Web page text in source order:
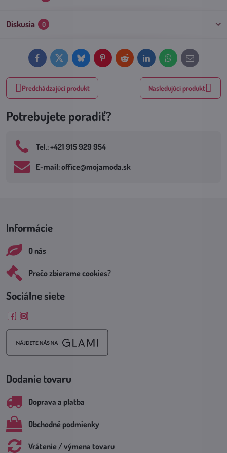
Diskusia 0
FacebookTwitter BlueskyPinterestReddit LinkedInWhatsApp
E-
mail
Predchádzajúci produkt Nasledujúci produkt
Potrebujete poradiť?
Tel​.: +421 915 929 954
E-mail: office​@mojamoda​.sk
Informácie
O nás
Prečo zbierame cookies?
Sociálne siete
FacebookInstagram
Dodanie tovaru
Doprava a platba
Obchodné podmienky
Vrátenie / výmena tovaru